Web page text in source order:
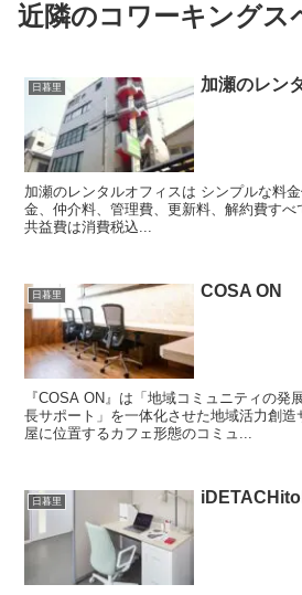
近隣のコワーキングス
日暮里 加瀬のレン
加瀬のレンタルオフィスは シンプルな料
金、仲介料、管理費、更新料、解約費す
共益費は消費税込...
日暮里 COSA ON
『COSA ON』は「地域コミュニティの発
長サポート」を一体化させた地域活力創
屋に位置するカフェ形態のコミュ...
日暮里